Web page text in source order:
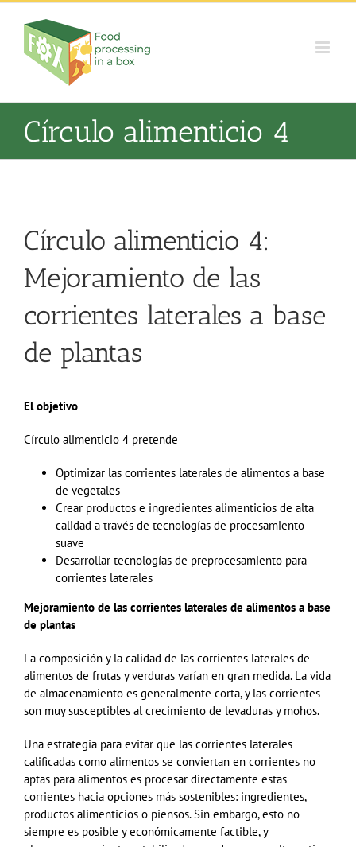
Skip
content
Círculo alimenticio 4
Círculo alimenticio 4:
Mejoramiento de las
corrientes laterales a base
de plantas
El objetivo
Círculo alimenticio 4 pretende
Optimizar las corrientes laterales de alimentos a base
de vegetales
Crear productos e ingredientes alimenticios de alta
calidad a través de tecnologías de procesamiento
suave
Desarrollar tecnologías de preprocesamiento para
corrientes laterales
Mejoramiento de las corrientes laterales de alimentos a base
de plantas
La composición y la calidad de las corrientes laterales de
alimentos de frutas y verduras varían en gran medida. La vida
de almacenamiento es generalmente corta, y las corrientes
son muy susceptibles al crecimiento de levaduras y mohos.
Una estrategia para evitar que las corrientes laterales
calificadas como alimentos se conviertan en corrientes no
aptas para alimentos es procesar directamente estas
corrientes hacia opciones más sostenibles: ingredientes,
productos alimenticios o piensos. Sin embargo, esto no
siempre es posible y económicamente factible, y